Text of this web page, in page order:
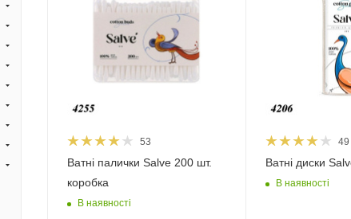
53
Ватні палички Salve 200 шт.
коробка
В наявності
49
Ватні диски
В наявності